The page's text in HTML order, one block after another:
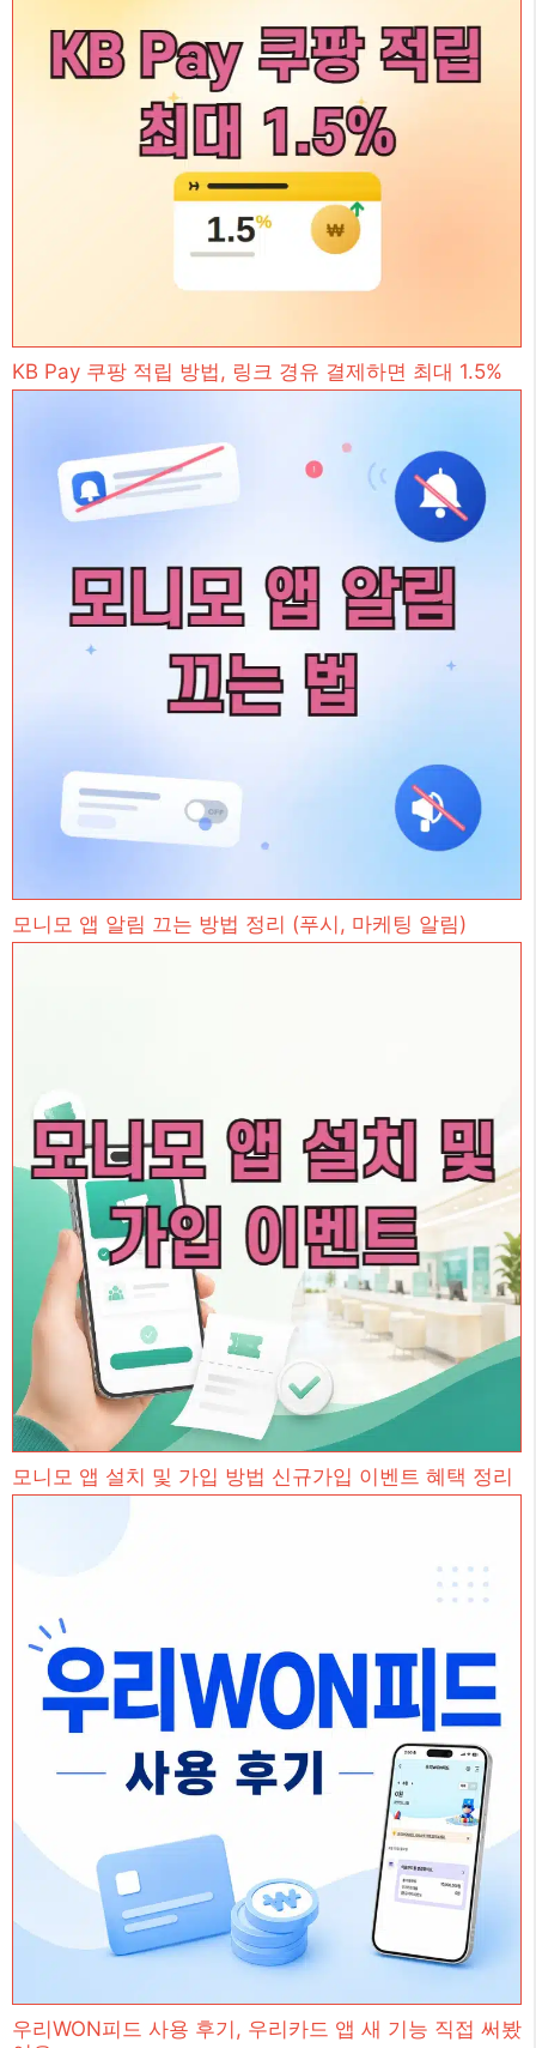
KB Pay 쿠팡 적립 방법, 링크 경유 결제하면 최대 1.5%
모니모 앱 알림 끄는 방법 정리 (푸시, 마케팅 알림)
모니모 앱 설치 및 가입 방법 신규가입 이벤트 혜택 정리
우리WON피드 사용 후기, 우리카드 앱 새 기능 직접 써봤